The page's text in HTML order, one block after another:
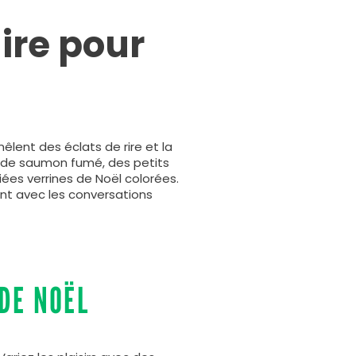
pour
des éclats de rire et la
saumon fumé, des petits
verrines de Noël colorées.
avec les conversations
NOËL